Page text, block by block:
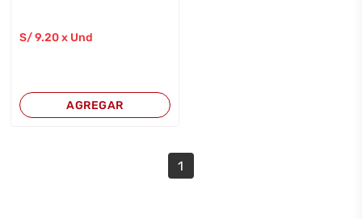
S/9.20 x Und
AGREGAR
1